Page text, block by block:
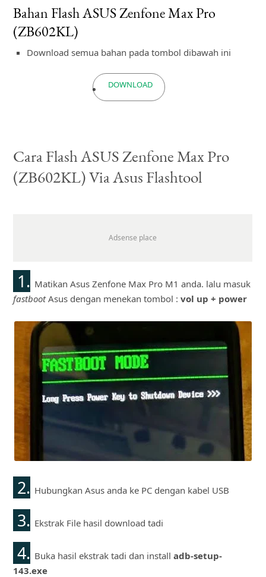
Bahan Flash ASUS Zenfone Max Pro
(ZB602KL)
Download semua bahan pada tombol dibawah ini
DOWNLOAD
Cara Flash ASUS Zenfone Max Pro
(ZB602KL) Via Asus Flashtool
1. Matikan Asus Zenfone Max Pro M1 anda. lalu masuk
fastbootAsus dengan menekan tombol :vol up + power
2. Hubungkan Asus anda ke PC dengan kabel USB
3. Ekstrak File hasil download tadi
4. Buka hasil ekstrak tadi dan installadb-setup-
143.exe